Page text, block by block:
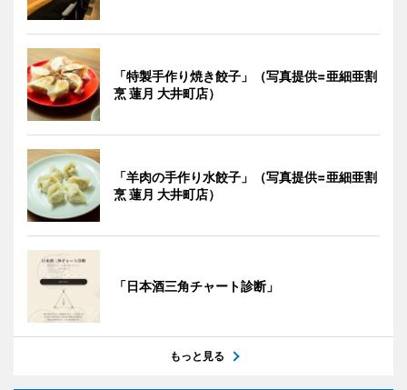
「特製手作り焼き餃子」（写真提供=亜細亜割
烹 蓮月 大井町店）
「羊肉の手作り水餃子」（写真提供=亜細亜割
烹 蓮月 大井町店）
「日本酒三角チャート診断」
もっと見る